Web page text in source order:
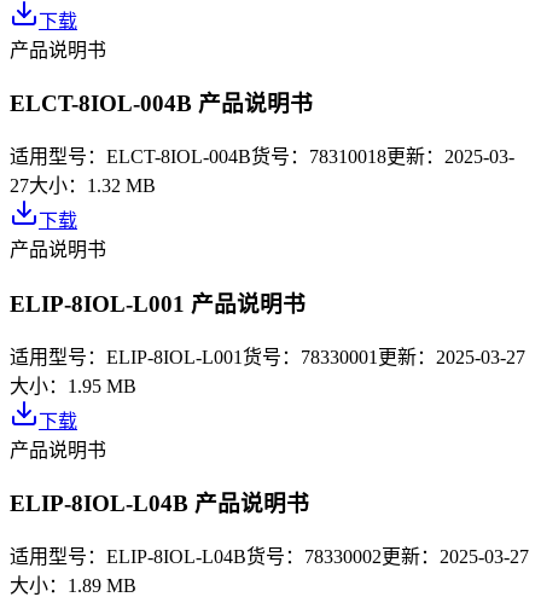
下载
产品说明书
ELCT-8IOL-004B 产品说明书
适用型号： ELCT-8IOL-004B货号： 78310018更新： 2025-03-
27大小： 1.32 MB
下载
产品说明书
ELIP-8IOL-L001 产品说明书
适用型号： ELIP-8IOL-L001货号： 78330001 更新： 2025-03-27
大小： 1.95 MB
下载
产品说明书
ELIP-8IOL-L04B 产品说明书
适用型号： ELIP-8IOL-L04B货号： 78330002更新： 2025-03-27
大小： 1.89 MB